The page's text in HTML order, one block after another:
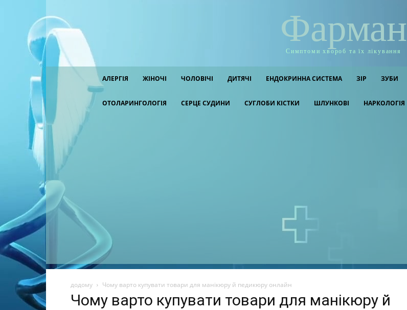
Фарман
Симптоми хвороб та їх лікування
АЛЕРГІЯ ЖІНОЧІ ЧОЛОВІЧІ ДИТЯЧІ ЕНДОКРИННА СИСТЕМА ЗІР ЗУБИ
ОТОЛАРИНГОЛОГІЯ СЕРЦЕ СУДИНИ СУГЛОБИ КІСТКИ ШЛУНКОВІ НАРКОЛОГІЯ
додому Чому варто купувати товари для манікюру й педикюру онлайн
Чому варто купувати товари для манікюру й